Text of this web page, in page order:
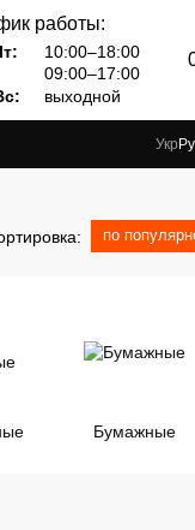
работы:
10:00–18:00
09:00–17:00
выходной
Укр
по
Бумажные